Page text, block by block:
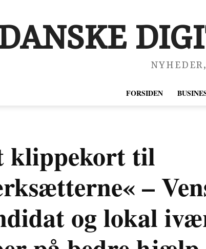
FORSIDEN
klippekort til
–
og lokal